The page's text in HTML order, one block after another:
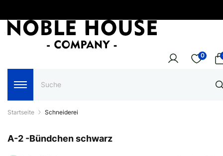
0
Startseite Schneiderei
A-2 -Bündchen schwarz